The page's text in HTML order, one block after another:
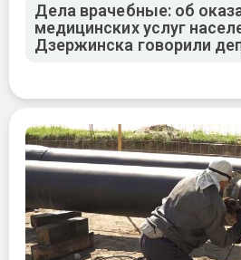
Дела врачебные: об
медицинских услуг
Дзержинска говорили